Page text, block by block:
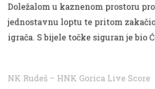
Doležalom u kaznenom prostoru
jednostavnu loptu te pritom
igrača. S bijele točke siguran je bio
NK Rudeš – HNK Gorica Live Score